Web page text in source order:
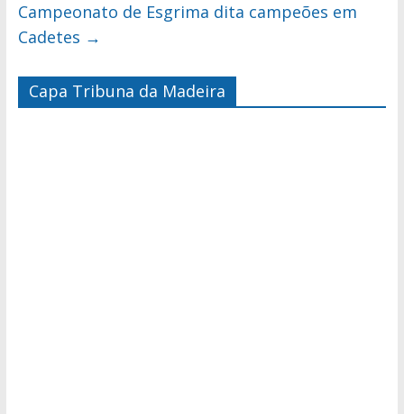
Campeonato de Esgrima dita campeões em
Cadetes →
Capa Tribuna da Madeira